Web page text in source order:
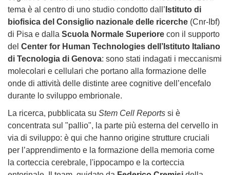
tema è al centro di uno studio condotto dall’ Istituto di
biofisica del Consiglio nazionale delle ricerche (Cnr-Ibf)
di Pisa e dalla Scuola Normale Superiore con il supporto
del Center for Human Technologies dell’Istituto Italiano
di Tecnologia di Genova: sono stati indagati i meccanismi
molecolari e cellulari che portano alla formazione delle
onde di attività delle distinte aree cognitive dell’encefalo
durante lo sviluppo embrionale.
La ricerca, pubblicata su Stem Cell Reports si è
concentrata sul "pallio", la parte più esterna del cervello in
via di sviluppo: è qui che hanno origine strutture cruciali
per l’apprendimento e la formazione della memoria come
la corteccia cerebrale, l'ippocampo e la corteccia